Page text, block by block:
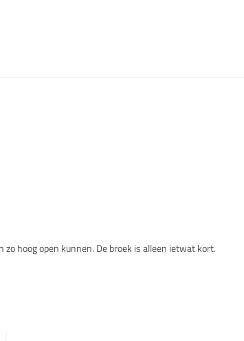
hoog open kunnen. De broek is alleen ietwat kort.